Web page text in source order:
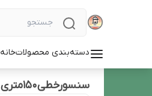
دسته‌بندی محصولاتخانه
سنسورخطی150متری